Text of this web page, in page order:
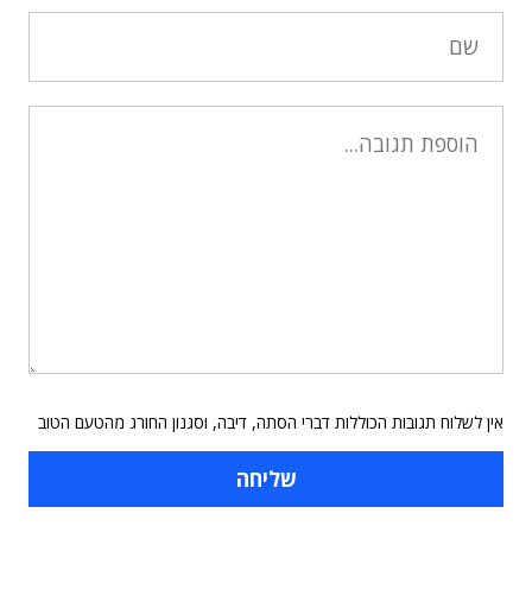
אין לשלוח תגובות הכוללות דברי הסתה, דיבה, וסגנון החורג מהטעם הטוב